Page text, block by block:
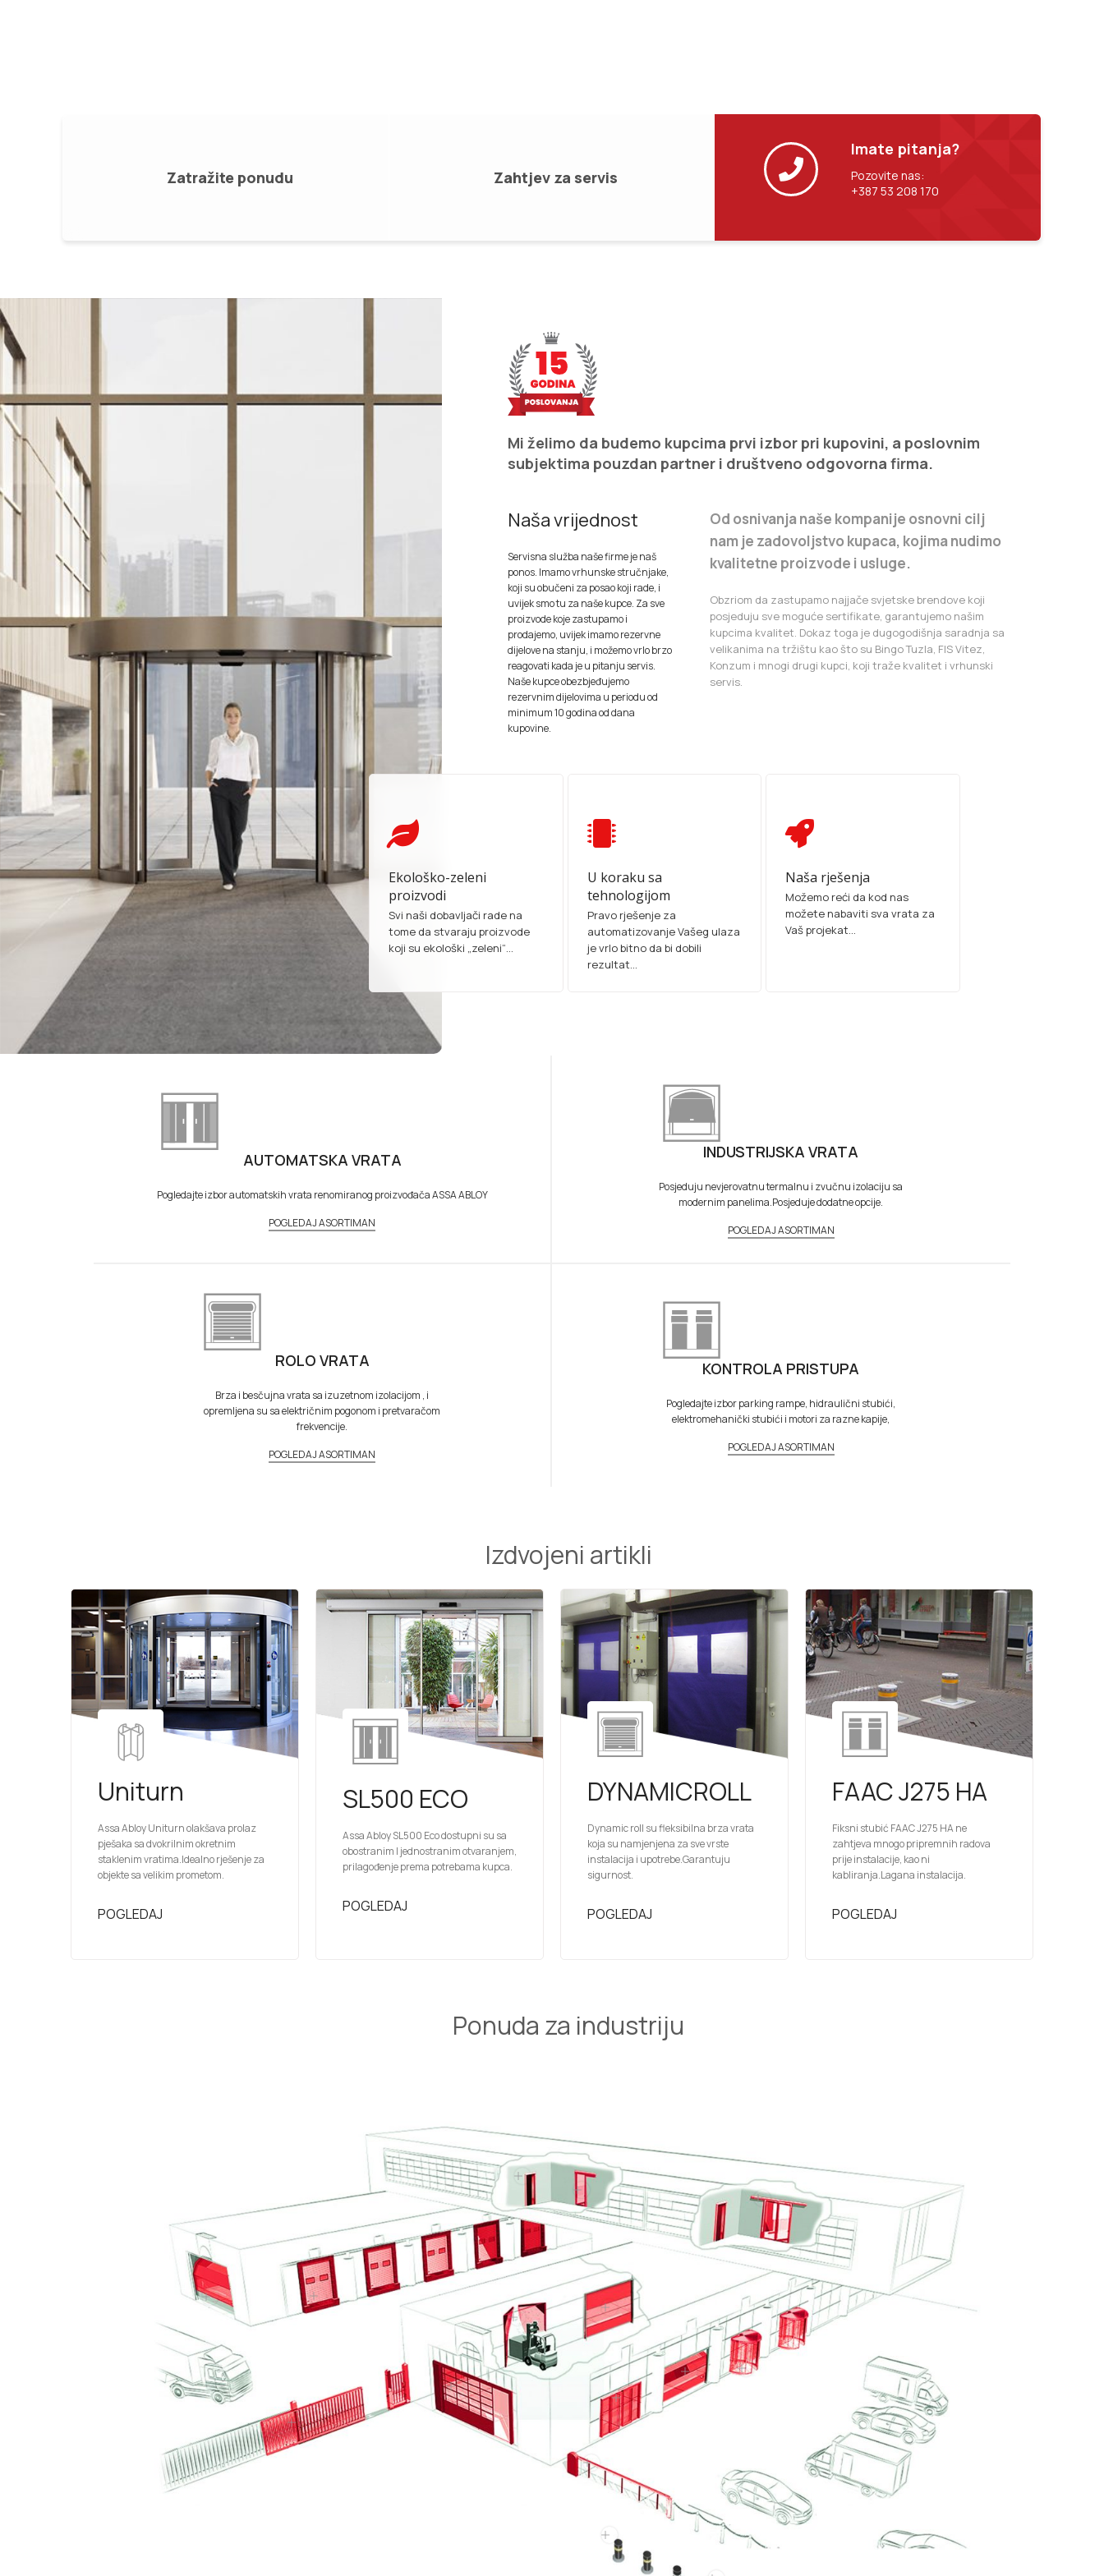
Zatražite ponudu Zahtjev za servis
Imate pitanja?
Pozovite nas:
+387 53 208 170
Mi želimo da budemo kupcima prvi izbor pri kupovini, a poslovnim
subjektima pouzdan partner i društveno odgovorna firma.
Naša vrijednost
Servisna služba naše firme je naš
ponos. Imamo vrhunske stručnjake,
koji su obučeni za posao koji rade, i
uvijek smo tu za naše kupce. Za sve
proizvode koje zastupamo i
prodajemo, uvijek imamo rezervne
dijelove na stanju, i možemo vrlo brzo
reagovati kada je u pitanju servis.
Naše kupce obezbjeđujemo
rezervnim dijelovima u periodu od
minimum 10 godina od dana
kupovine.
Od osnivanja naše kompanije osnovni cilj
nam je zadovoljstvo kupaca, kojima nudimo
kvalitetne proizvode i usluge.
Obzriom da zastupamo najjače svjetske brendove koji
posjeduju sve moguće sertifikate, garantujemo našim
kupcima kvalitet. Dokaz toga je dugogodišnja saradnja sa
velikanima na tržištu kao što su Bingo Tuzla, FIS Vitez,
Konzum i mnogi drugi kupci, koji traže kvalitet i vrhunski
servis.
Ekološko-zeleni
proizvodi
Svi naši dobavljači rade na
tome da stvaraju proizvode
koji su ekološki „zeleni“...
U koraku sa
tehnologijom
Pravo rješenje za
automatizovanje Vašeg ulaza
je vrlo bitno da bi dobili
rezultat...
Naša rješenja
Možemo reći da kod nas
možete nabaviti sva vrata za
Vaš projekat...
AUTOMATSKA VRATA
Pogledajte izbor automatskih vrata renomiranog proizvođača ASSA ABLOY
POGLEDAJ ASORTIMAN
INDUSTRIJSKA VRATA
Posjeduju nevjerovatnu termalnu i zvučnu izolaciju sa
modernim panelima.Posjeduje dodatne opcije.
POGLEDAJ ASORTIMAN
ROLO VRATA
Brza i besčujna vrata sa izuzetnom izolacijom , i
opremljena su sa električnim pogonom i pretvaračom
frekvencije.
POGLEDAJ ASORTIMAN
KONTROLA PRISTUPA
Pogledajte izbor parking rampe, hidraulični stubići,
elektromehanički stubići i motori za razne kapije,
POGLEDAJ ASORTIMAN
Izdvojeni artikli
Uniturn
Assa Abloy Uniturn olakšava prolaz
pješaka sa dvokrilnim okretnim
staklenim vratima.Idealno rješenje za
objekte sa velikim prometom.
POGLEDAJ
SL500 ECO
Assa Abloy SL500 Eco dostupni su sa
obostranim I jednostranim otvaranjem,
prilagođenje prema potrebama kupca.
POGLEDAJ
DYNAMICROLL
Dynamic roll su fleksibilna brza vrata
koja su namjenjena za sve vrste
instalacija i upotrebe.Garantuju
sigurnost.
POGLEDAJ
FAAC J275 HA
Fiksni stubić FAAC J275 HA ne
zahtjeva mnogo pripremnih radova
prije instalacije, kao ni
kabliranja.Lagana instalacija.
POGLEDAJ
Ponuda za industriju